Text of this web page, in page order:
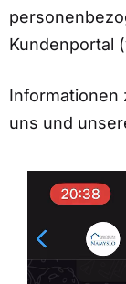
Kundenportal
Informationen
uns und